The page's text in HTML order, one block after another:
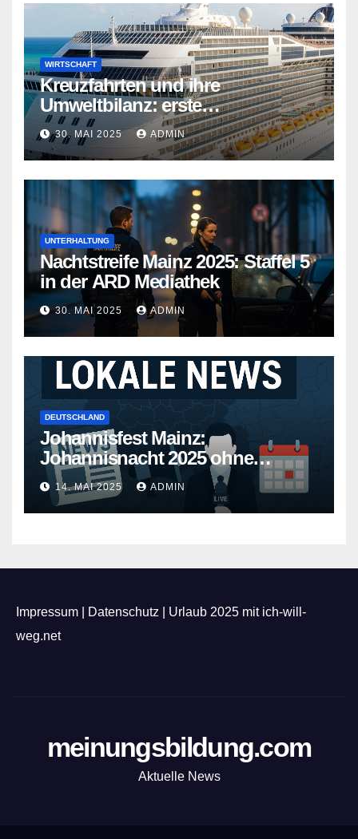
WIRTSCHAFT
Kreuzfahrten und ihre
Umweltbilanz: erste
Kreuzfahrtschiffe gehen neue
Wege
30. MAI 2025 ADMIN
UNTERHALTUNG
Nachtstreife Mainz 2025: Staffel 5
in der ARD Mediathek
30. MAI 2025 ADMIN
DEUTSCHLAND
Johannisfest Mainz:
Johannisnacht 2025 ohne
Feuerwerk
14. MAI 2025 ADMIN
Impressum Datenschutz
Urlaub 2025 mit ich-will-
weg.net
meinungsbildung.com
Aktuelle News